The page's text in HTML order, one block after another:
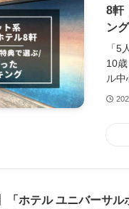
8軒
ング
「5
10
ル中
「ホテル ユニバーサル